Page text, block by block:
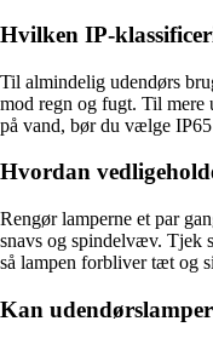
Hvilken IP-
Til almindelig udendørs
mod regn og fugt. Til mere
på vand, bør du vælge
Hvordan
Rengør lamperne et par
snavs og spindelvæv. Tjek
så lampen forbliver tæt og
Kan